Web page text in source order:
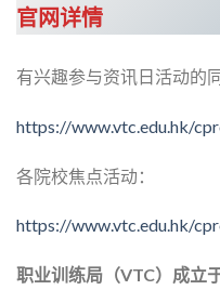
官网详情
有兴趣参与资讯日活动的
https://www.vtc.edu.hk/
各院校焦点活动：
https://www.vtc.edu.hk/
职业训练局（VTC）成立